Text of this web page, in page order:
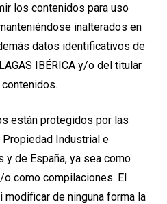
los contenidos para uso
inalterados en
datos identificativos de
IBÉRICA y/o del titular
están protegidos por las
Industrial e
y de España, ya sea como
como compilaciones. El
modificar de ninguna forma la